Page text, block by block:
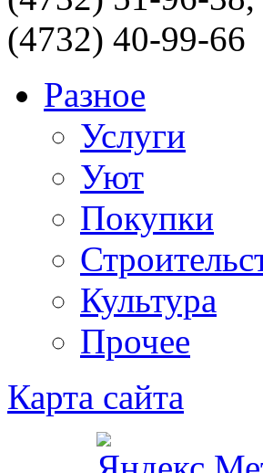
(4732) 40-99-66
Разное
Услуги
Уют
Покупки
Культура
Прочее
Карта сайта